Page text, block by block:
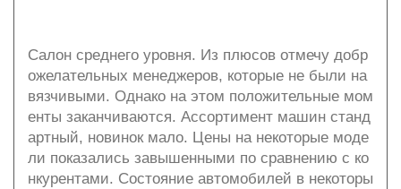
Салон среднего уровня. Из плюсов отмечу добр
ожелательных менеджеров, которые не были на
вязчивыми. Однако на этом положительные мом
енты заканчиваются. Ассортимент машин станд
артный, новинок мало. Цены на некоторые моде
ли показались завышенными по сравнению с ко
нкурентами. Состояние автомобилей в некоторы